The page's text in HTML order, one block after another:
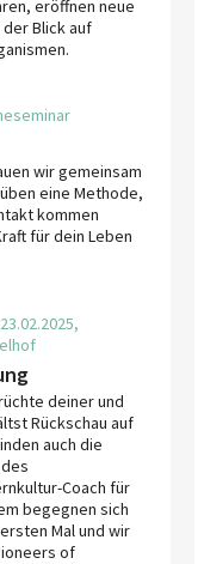
eröffnen neue
Blick auf
wir gemeinsam
eine Methode,
kommen
für dein Leben
deiner und
Rückschau auf
auch die
Coach für
begegnen sich
Mal und wir
of